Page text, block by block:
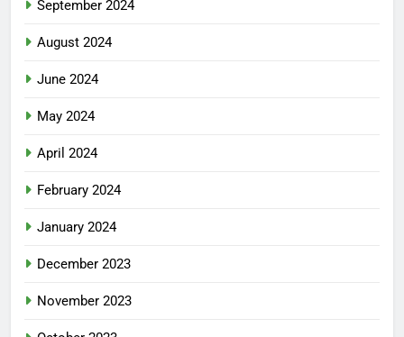
September 2024
August 2024
June 2024
May 2024
April 2024
February 2024
January 2024
December 2023
November 2023